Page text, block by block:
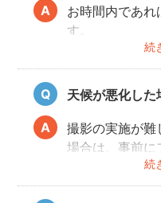
かぶったり、
り、ジャケット
続
お時間内であ
す。
事前に撮りた
トグラファー
ムーズに行うこ
天候が悪化した
続
撮影の実施が
場合は、事前に
くは日時変更
日時変更方法は